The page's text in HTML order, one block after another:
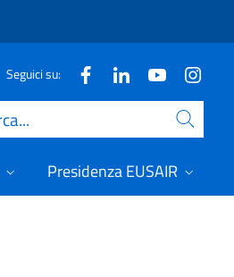
Seguici su:
Presidenza EUSAIR